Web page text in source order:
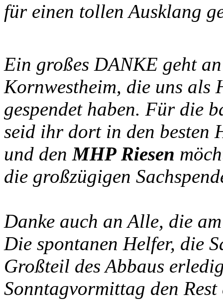
für einen tollen Ausklang
Ein großes DANKE geht
Kornwestheim, die uns als
gespendet haben. Für die
seid ihr dort in den besten
und denMHP Riesen
die großzügigen
Danke auch an Alle, die
Die spontanen Helfer, die
Großteil des Abbaus
Sonntagvormittag den